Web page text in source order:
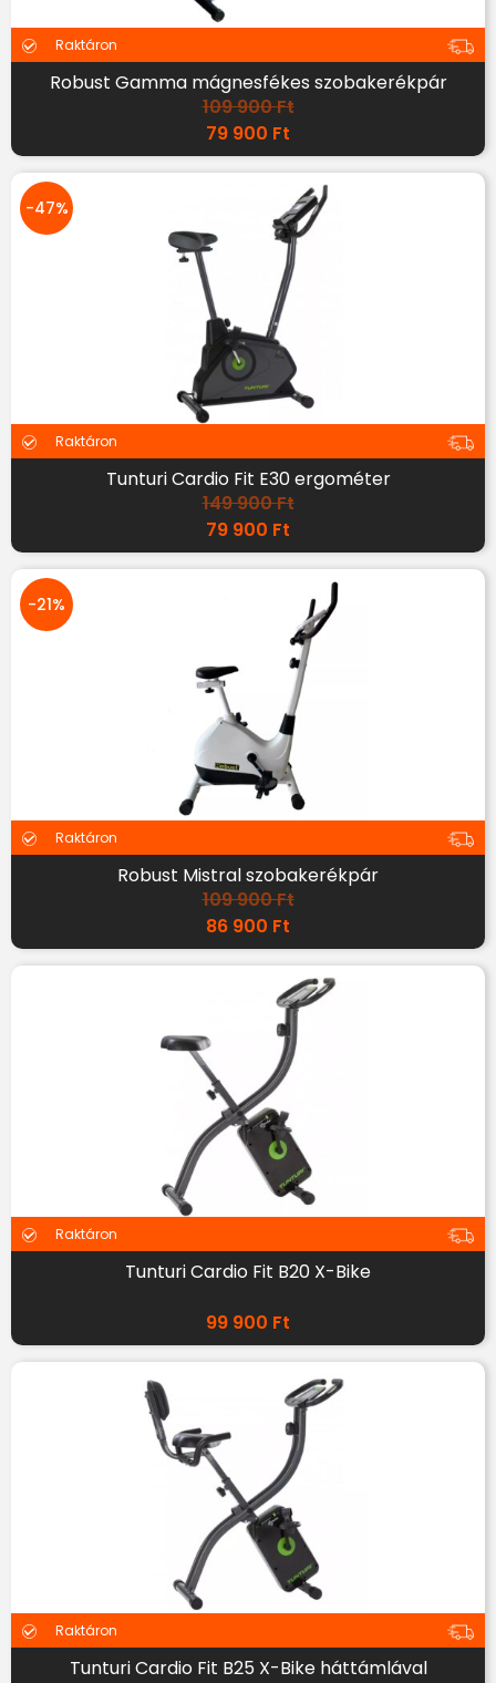
Raktáron
Robust Gamma mágnesfékes szobakerékpár
109 900Ft
79 900 Ft
-47%
Raktáron
Tunturi Cardio Fit E30 ergométer
149 900Ft
79 900 Ft
-21%
Raktáron
Robust Mistral szobakerékpár
109 900Ft
86 900 Ft
Raktáron
Tunturi Cardio Fit B20 X-Bike
99 900 Ft
Raktáron
Tunturi Cardio Fit B25 X-Bike háttámlával